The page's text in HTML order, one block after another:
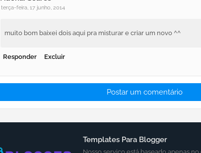
terça-feira, 17 junho, 2014
muito bom baixei dois aqui pra misturar e criar um novo ^^
Responder Excluir
Postar um comentário
Templates Para Blogger